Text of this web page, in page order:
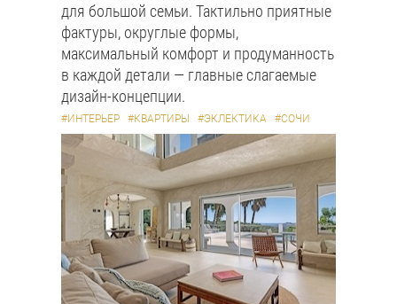
для большой семьи. Тактильно приятные
фактуры, округлые формы,
максимальный комфорт и продуманность
в каждой детали — главные слагаемые
дизайн-концепции.
#ИНТЕРЬЕР #КВАРТИРЫ #ЭКЛЕКТИКА #СОЧИ